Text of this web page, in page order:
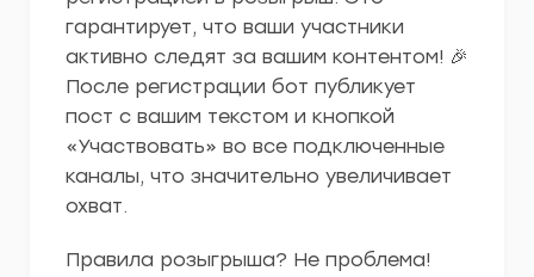
гарантирует, что ваши участники
активно следят за вашим контентом! 🎉
После регистрации бот публикует
пост с вашим текстом и кнопкой
«Участвовать» во все подключенные
каналы, что значительно увеличивает
охват.
Правила розыгрыша? Не проблема!